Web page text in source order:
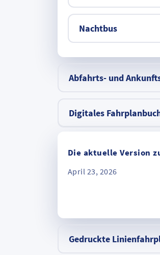
Nachtbus
Abfahrts- und
Digitales
Die aktuelle Version
April 23, 2026
Gedruckte